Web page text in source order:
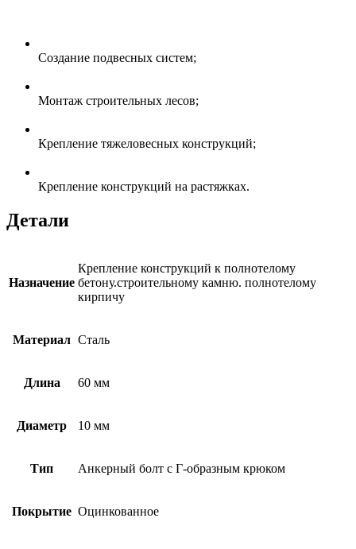
Создание подвесных систем;
Монтаж строительных лесов;
Крепление тяжеловесных конструкций;
Крепление конструкций на растяжках.
Детали
Назначение
Крепление конструкций к полнотелому
бетону.строительному камню. полнотелому
кирпичу
Материал Сталь
Длина 60 мм
Диаметр 10 мм
Тип Анкерный болт с Г-образным крюком
Покрытие Оцинкованное